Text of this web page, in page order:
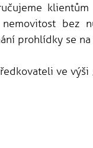
bez
prohlídky se
ve výši